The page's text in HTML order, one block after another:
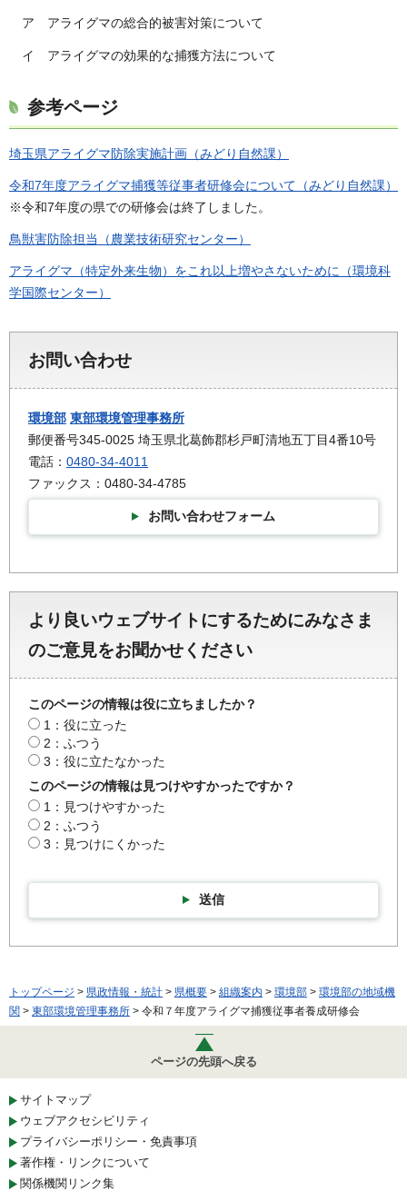
ア アライグマの総合的被害対策について
イ アライグマの効果的な捕獲方法について
参考ページ
埼玉県アライグマ防除実施計画（みどり自然課）
令和7年度アライグマ捕獲等従事者研修会について（みどり自然課）
※令和7年度の県での研修会は終了しました。
鳥獣害防除担当（農業技術研究センター）
アライグマ（特定外来生物）をこれ以上増やさないために（環境科
学国際センター）
お問い合わせ
環境部 東部環境管理事務所
郵便番号345-0025 埼玉県北葛飾郡杉戸町清地五丁目4番10号
電話： 0480-34-4011
ファックス：0480-34-4785
お問い合わせフォーム
より良いウェブサイトにするためにみなさま
のご意見をお聞かせください
このページの情報は役に立ちましたか？
1：役に立った
2：ふつう
3：役に立たなかった
このページの情報は見つけやすかったですか？
1：見つけやすかった
2：ふつう
3：見つけにくかった
送信
トップページ > 県政情報・統計 > 県概要 > 組織案内 > 環境部 > 環境部の地域機
関 > 東部環境管理事務所 > 令和７年度アライグマ捕獲従事者養成研修会
ページの先頭へ戻る
サイトマップ
ウェブアクセシビリティ
プライバシーポリシー・免責事項
著作権・リンクについて
関係機関リンク集